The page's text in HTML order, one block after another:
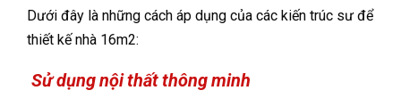
Dưới đây là những cách áp dụng của các kiến trúc sư để
thiết kế nhà 16m2:
Sử dụng nội thất thông minh